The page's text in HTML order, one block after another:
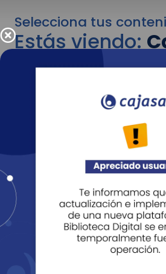
Selecciona tus
Estás viendo:
para
Para cambiar al contenido
adelante recuerda utilizar el
Entendido